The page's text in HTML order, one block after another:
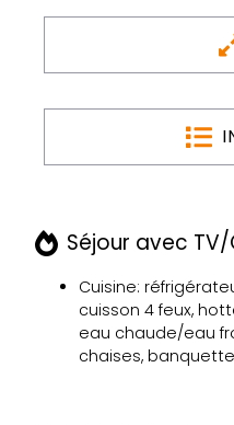
Séjour avec
Cuisine:
cuisson 4 feux,
eau chaude/eau
chaises,